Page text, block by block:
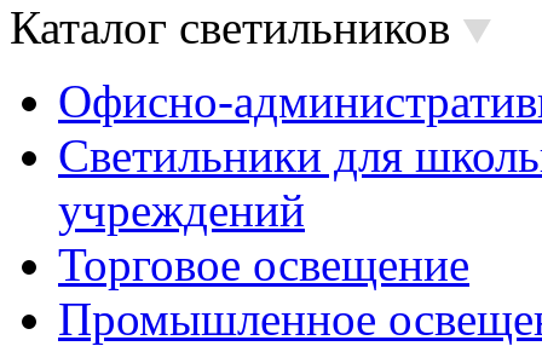
Каталог светильников
Офисно-
Светильники для
учреждений
Торговое освещение
Промышленное